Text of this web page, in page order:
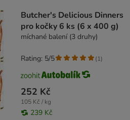
Butcher's Delicious Dinners
pro kočky 6 ks (6 x 400 g)
míchané balení (3 druhy)
252 Kč
105 Kč / kg
239 Kč
Rating: 5/5 (1)